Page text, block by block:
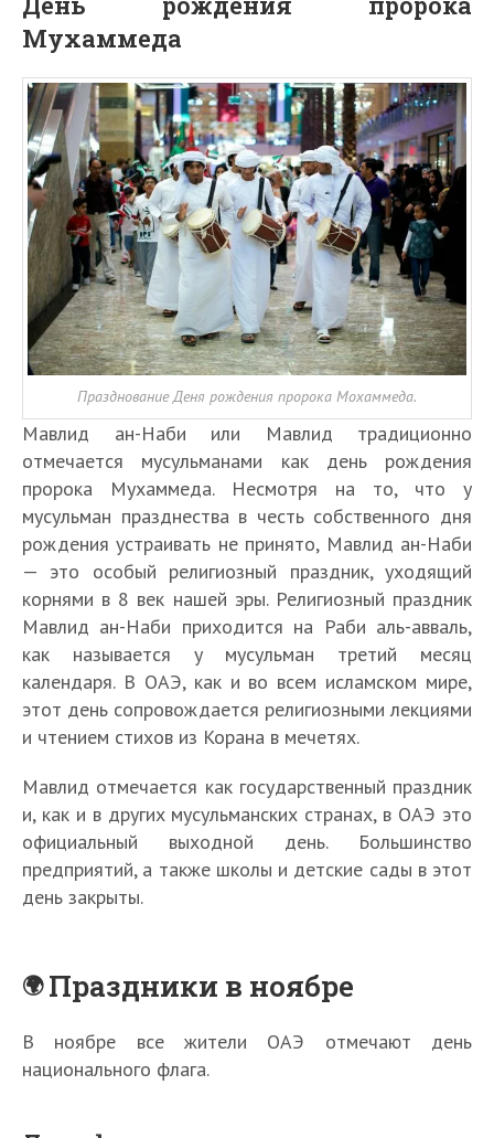
Мухаммеда
Празднование Деня рождения пророка Мохаммеда.
Мавлид ан-Наби или Мавлид традиционно
отмечается мусульманами как день рождения
пророка Мухаммеда. Несмотря на то, что у
мусульман празднества в честь собственного дня
рождения устраивать не принято, Мавлид ан-Наби
— это особый религиозный праздник, уходящий
корнями в 8 век нашей эры. Религиозный праздник
Мавлид ан-Наби приходится на Раби аль-авваль,
как называется у мусульман третий месяц
календаря. В ОАЭ, как и во всем исламском мире,
этот день сопровождается религиозными лекциями
и чтением стихов из Корана в мечетях.
Мавлид отмечается как государственный праздник
и, как и в других мусульманских странах, в ОАЭ это
официальный выходной день. Большинство
предприятий, а также школы и детские сады в этот
день закрыты.
Праздники в ноябре
В ноябре все жители ОАЭ отмечают день
национального флага.